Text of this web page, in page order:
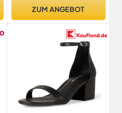
ZUM ANGEBOT